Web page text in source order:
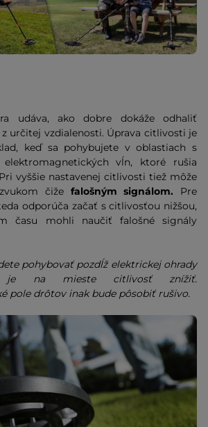
udáva, ako dobre dokáže odhaliť
určitej vzdialenosti. Úprava citlivosti je
keď sa pohybujete v oblastiach s
vĺn, ktoré rušia
vyššie nastavenej citlivosti tiež môže
čiže falošným signálom. Pre
odporúča začať s citlivosťou nižšou,
času mohli naučiť falošné signály
pohybovať pozdĺž elektrickej ohrady
je na mieste citlivosť znížiť.
pole drôtov inak bude pôsobiť rušivo.